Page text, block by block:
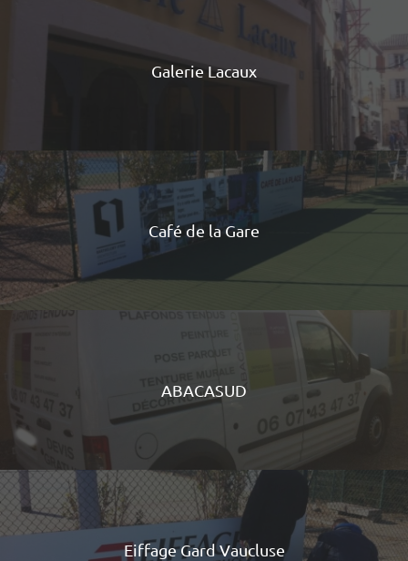
Galerie Lacaux
Café de la Gare
ABACASUD
Eiffage Gard Vaucluse